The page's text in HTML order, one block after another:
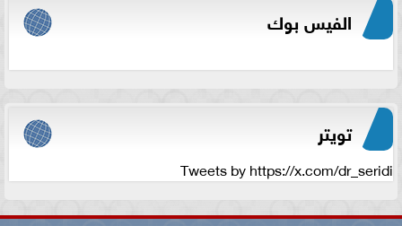
الفيس بوك
تويتر
Tweets by https://x.com/dr_seridi